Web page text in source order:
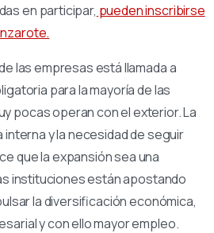
en participar, pueden inscribirse
las empresas está llamada a
para la mayoría de las
pocas operan con el exterior. La
interna y la necesidad de seguir
que la expansión sea una
instituciones están apostando
la diversificación económica,
y con ello mayor empleo.